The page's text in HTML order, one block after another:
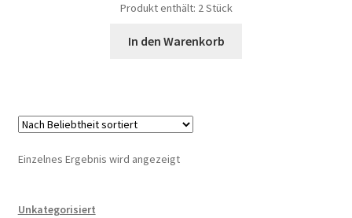
Produkt enthält: 2Stück
In den Warenkorb
Einzelnes Ergebnis wird angezeigt
Unkategorisiert